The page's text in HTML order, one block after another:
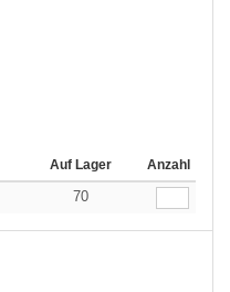
Auf Lager Anzahl
70